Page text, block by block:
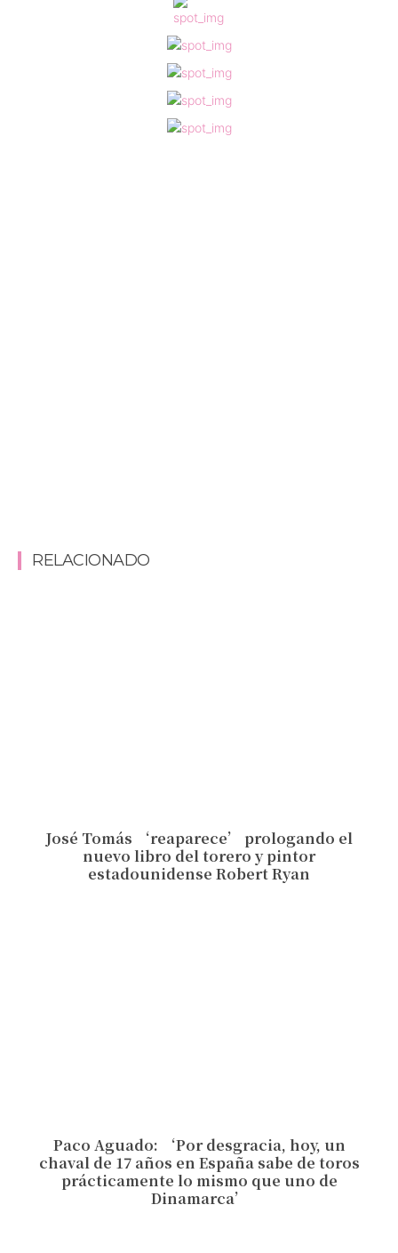
RELACIONADO
José Tomás ‘reaparece’ prologando el
nuevo libro del torero y pintor
estadounidense Robert Ryan
Paco Aguado: ‘Por desgracia, hoy, un
chaval de 17 años en España sabe de toros
prácticamente lo mismo que uno de
Dinamarca’